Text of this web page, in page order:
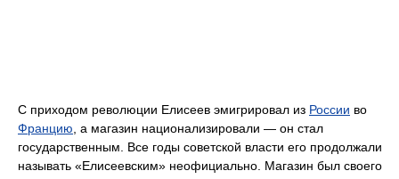
С приходом революции Елисеев эмигрировал из России во
Францию , а магазин национализировали — он стал
государственным. Все годы советской власти его продолжали
называть «Елисеевским» неофициально. Магазин был своего